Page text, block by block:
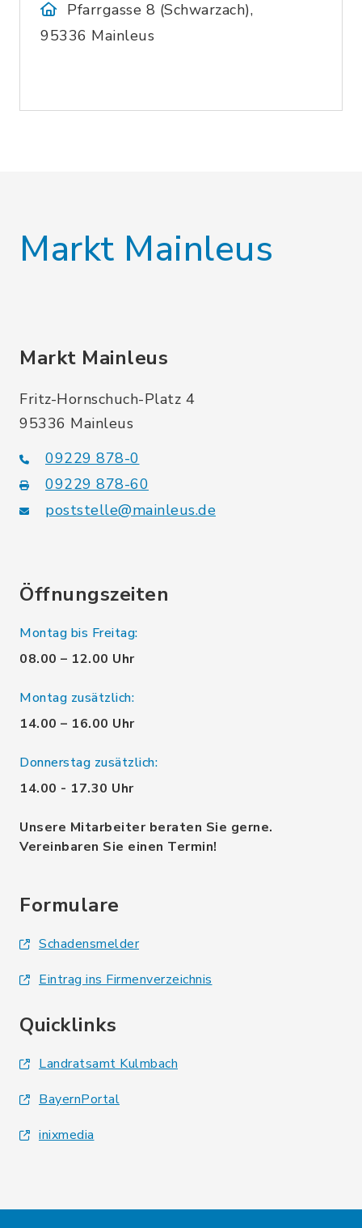
Pfarrgasse 8 (Schwarzach),
95336 Mainleus
Markt Mainleus
Markt Mainleus
Fritz-Hornschuch-Platz 4
95336 Mainleus
09229 878-0
09229 878-60
poststelle@mainleus.de
Öffnungszeiten
Montag bis Freitag:
08.00 – 12.00 Uhr
Montag zusätzlich:
14.00 – 16.00 Uhr
Donnerstag zusätzlich:
14.00 - 17.30 Uhr
Unsere Mitarbeiter beraten Sie gerne.
Vereinbaren Sie einen Termin!
Formulare
Schadensmelder
Eintrag ins Firmenverzeichnis
Quicklinks
Landratsamt Kulmbach
BayernPortal
inixmedia